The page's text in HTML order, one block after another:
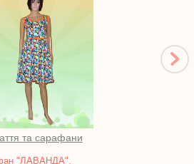
та сарафани
"ЛАВАНДА",